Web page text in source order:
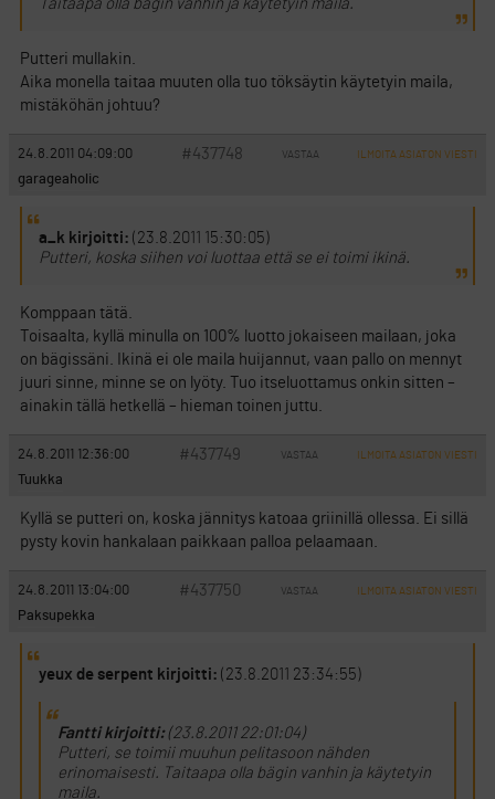
Taitaapa olla bägin vanhin ja käytetyin maila.
Putteri mullakin.
Aika monella taitaa muuten olla tuo töksäytin käytetyin maila,
mistäköhän johtuu?
24.8.2011 04:09:00 #437748 VASTAA ILMOITA ASIATON VIESTI
garageaholic
a_k kirjoitti: (23.8.2011 15:30:05)
Putteri, koska siihen voi luottaa että se ei toimi ikinä.
Komppaan tätä.
Toisaalta, kyllä minulla on 100% luotto jokaiseen mailaan, joka
on bägissäni. Ikinä ei ole maila huijannut, vaan pallo on mennyt
juuri sinne, minne se on lyöty. Tuo itseluottamus onkin sitten –
ainakin tällä hetkellä – hieman toinen juttu.
24.8.2011 12:36:00 #437749 VASTAA ILMOITA ASIATON VIESTI
Tuukka
Kyllä se putteri on, koska jännitys katoaa griinillä ollessa. Ei sillä
pysty kovin hankalaan paikkaan palloa pelaamaan.
24.8.2011 13:04:00 #437750 VASTAA ILMOITA ASIATON VIESTI
Paksupekka
yeux de serpent kirjoitti: (23.8.2011 23:34:55)
Fantti kirjoitti:(23.8.2011 22:01:04)
Putteri, se toimii muuhun pelitasoon nähden
erinomaisesti. Taitaapa olla bägin vanhin ja käytetyin
maila.